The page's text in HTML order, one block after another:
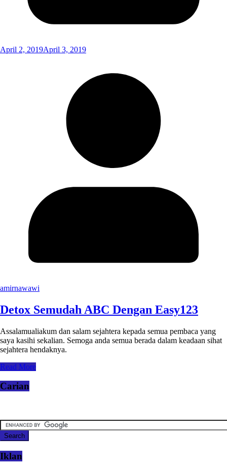
April 2, 2019April 3, 2019
amirnawawi
Detox Semudah ABC Dengan Easy123
Assalamualiakum dan salam sejahtera kepada semua pembaca yang
saya kasihi sekalian. Semoga anda semua berada dalam keadaan sihat
sejahtera hendaknya.
Read More
Carian
Iklan